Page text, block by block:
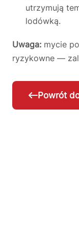
utrzymują
lodówką.
Uwaga: mycie
ryzykowne —
Powrót